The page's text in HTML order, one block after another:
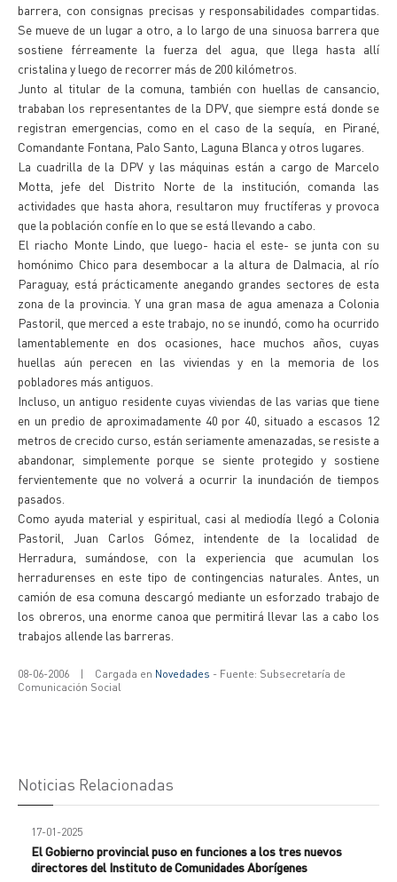
barrera, con consignas precisas y responsabilidades compartidas.
Se mueve de un lugar a otro, a lo largo de una sinuosa barrera que
sostiene férreamente la fuerza del agua, que llega hasta allí
cristalina y luego de recorrer más de 200 kilómetros.
Junto al titular de la comuna, también con huellas de cansancio,
trababan los representantes de la DPV, que siempre está donde se
registran emergencias, como en el caso de la sequía, en Pirané,
Comandante Fontana, Palo Santo, Laguna Blanca y otros lugares.
La cuadrilla de la DPV y las máquinas están a cargo de Marcelo
Motta, jefe del Distrito Norte de la institución, comanda las
actividades que hasta ahora, resultaron muy fructíferas y provoca
que la población confíe en lo que se está llevando a cabo.
El riacho Monte Lindo, que luego- hacia el este- se junta con su
homónimo Chico para desembocar a la altura de Dalmacia, al río
Paraguay, está prácticamente anegando grandes sectores de esta
zona de la provincia. Y una gran masa de agua amenaza a Colonia
Pastoril, que merced a este trabajo, no se inundó, como ha ocurrido
lamentablemente en dos ocasiones, hace muchos años, cuyas
huellas aún perecen en las viviendas y en la memoria de los
pobladores más antiguos.
Incluso, un antiguo residente cuyas viviendas de las varias que tiene
en un predio de aproximadamente 40 por 40, situado a escasos 12
metros de crecido curso, están seriamente amenazadas, se resiste a
abandonar, simplemente porque se siente protegido y sostiene
fervientemente que no volverá a ocurrir la inundación de tiempos
pasados.
Como ayuda material y espiritual, casi al mediodía llegó a Colonia
Pastoril, Juan Carlos Gómez, intendente de la localidad de
Herradura, sumándose, con la experiencia que acumulan los
herradurenses en este tipo de contingencias naturales. Antes, un
camión de esa comuna descargó mediante un esforzado trabajo de
los obreros, una enorme canoa que permitirá llevar las a cabo los
trabajos allende las barreras.
08-06-2006 | Cargada en Novedades - Fuente: Subsecretaría de
Comunicación Social
Noticias Relacionadas
17-01-2025
El Gobierno provincial puso en funciones a los tres nuevos
directores del Instituto de Comunidades Aborígenes